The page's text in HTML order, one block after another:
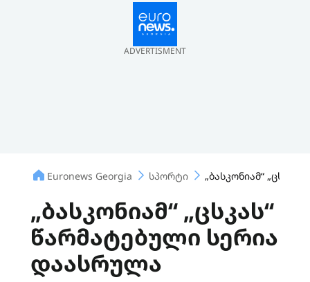
ADVERTISMENT
Euronews Georgia სპორტი „ბასკონიამ“
„ბასკონიამ“ „ცსკას“
წარმატებული სერია
დაასრულა